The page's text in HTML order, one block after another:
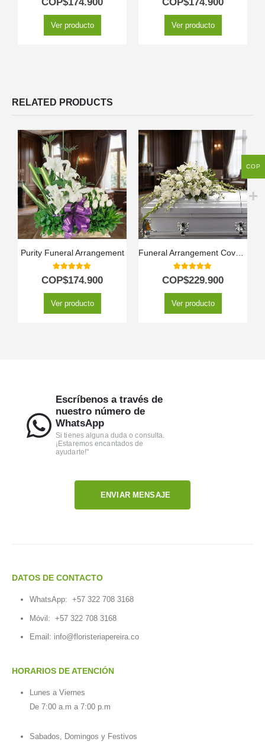
Ver producto Ver producto
RELATED PRODUCTS
Purity Funeral Arrangement
5.00out of 5
COP$174.900
Ver producto
5.00out of 5
COP$229.900
Ver producto
Escríbenos a través de
nuestro número de
WhatsApp
Si tienes alguna duda o consulta.
¡Estaremos encantados de
ayudarte!"
ENVIAR MENSAJE
DATOS DE CONTACTO
WhatsApp: +57 322 708 3168
Móvil: +57 322 708 3168
Email: info@floristeriapereira.co
HORARIOS DE ATENCIÓN
Lunes a Viernes
De 7:00 a.m a 7:00 p.m
Sabados, Domingos y Festivos
COP